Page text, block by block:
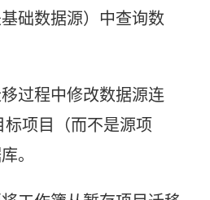
础数据源）中查询数
过程中修改数据源连
标项目（而不是源项
。